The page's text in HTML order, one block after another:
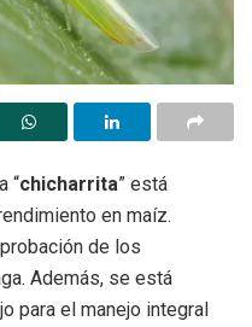
“chicharrita” está
en maíz.
de los
Además, se está
para el manejo integral